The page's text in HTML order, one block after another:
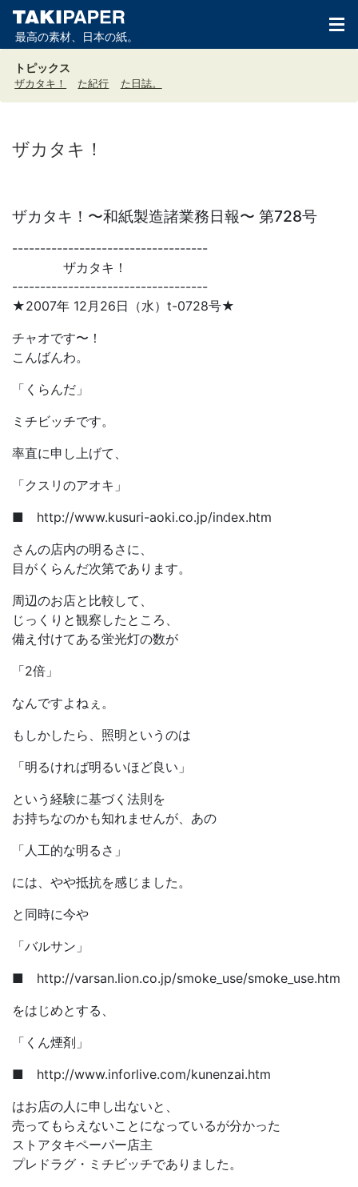
最高の素材、日本の紙。
トピックス
ザカタキ！ た紀行 た日誌。
ザカタキ！
ザカタキ！〜和紙製造諸業務日報〜 第728号
-----------------------------------
ザカタキ！
-----------------------------------
★2007年 12月26日（水）t-0728号★
チャオです〜！
こんばんわ。
「くらんだ」
ミチビッチです。
率直に申し上げて、
「クスリのアオキ」
■ http://www.kusuri-aoki.co.jp/index.htm
さんの店内の明るさに、
目がくらんだ次第であります。
周辺のお店と比較して、
じっくりと観察したところ、
備え付けてある蛍光灯の数が
「2倍」
なんですよねぇ。
もしかしたら、照明というのは
「明るければ明るいほど良い」
という経験に基づく法則を
お持ちなのかも知れませんが、あの
「人工的な明るさ」
には、やや抵抗を感じました。
と同時に今や
「バルサン」
■ http://varsan.lion.co.jp/smoke_use/smoke_use.htm
をはじめとする、
「くん煙剤」
■ http://www.inforlive.com/kunenzai.htm
はお店の人に申し出ないと、
売ってもらえないことになっているが分かった
ストアタキペーパー店主
プレドラグ・ミチビッチでありました。